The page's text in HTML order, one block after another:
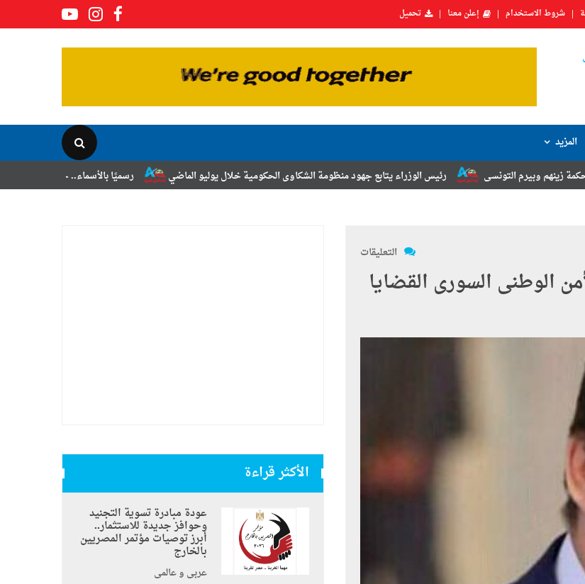
شروط الاستخدام إعلن معنا تحميل
المزيد
رسميًا بالأسماء.. حركة الترقيات والتنقلات لضباط رئيس الوزراء يتابع جهود منظومة الشكاوى الحكومية خلال يوليو الماضي
التعليقات
الوطنى السورى القضايا
الأكثر قراءة
عودة مبادرة تسوية التجنيد
وحوافز جديدة للاستثمار..
أبرز توصيات مؤتمر المصريين
بالخارج
عربي و عالمي